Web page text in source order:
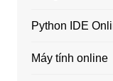
Python IDE
Máy tính online